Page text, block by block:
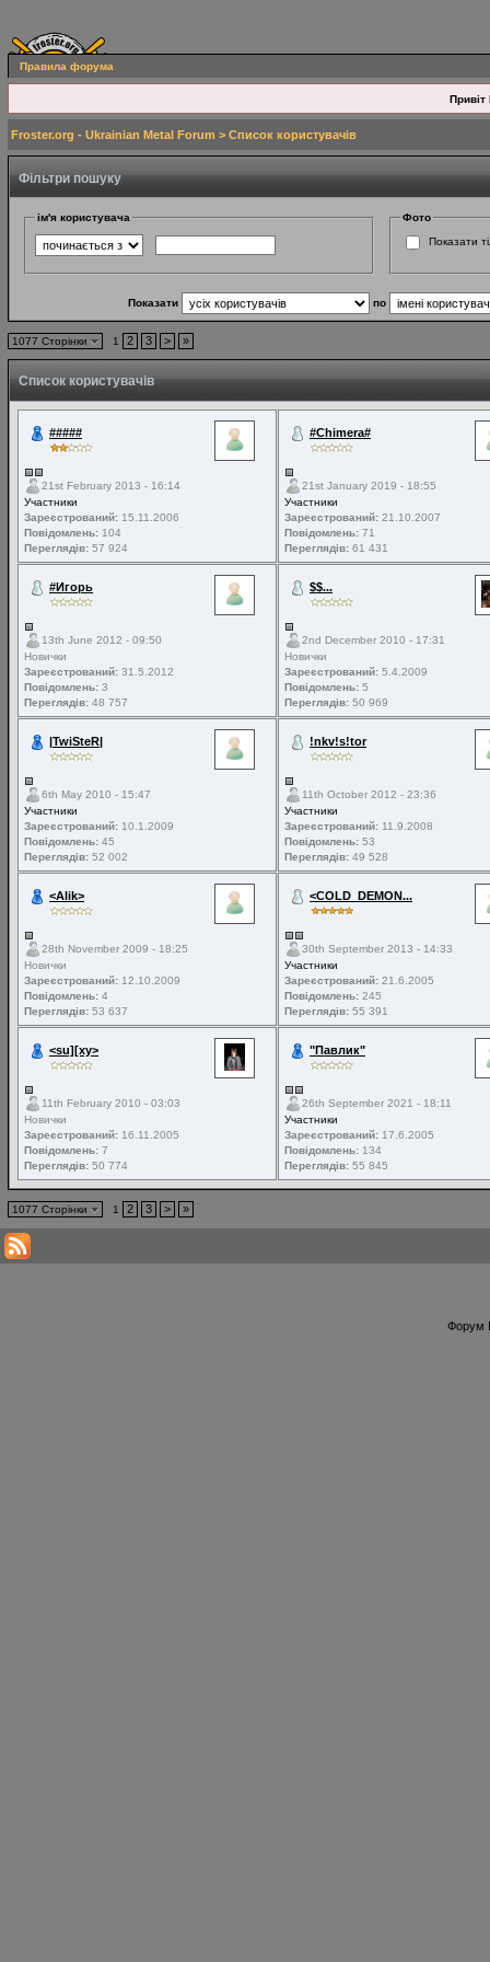
Правила форума
Привіт
Froster.org - Ukrainian Metal Forum > Список користувачів
Фільтри пошуку
ім'я користувача
Фото
Показати
Показати по
1077 Сторінки 1 2 3 > »
Список користувачів
#####
21st February 2013 - 16:14
Участники
Зареєстрований: 15.11.2006
Повідомлень: 104
Переглядів: 57 924
#Chimera#
21st January 2019 - 18:55
Участники
Зареєстрований: 21.10.2007
Повідомлень: 71
Переглядів: 61 431
#Игорь
13th June 2012 - 09:50
Новички
Зареєстрований: 31.5.2012
Повідомлень: 3
Переглядів: 48 757
$$...
2nd December 2010 - 17:31
Новички
Зареєстрований: 5.4.2009
Повідомлень: 5
Переглядів: 50 969
|TwiSteR|
6th May 2010 - 15:47
Участники
Зареєстрований: 10.1.2009
Повідомлень: 45
Переглядів: 52 002
!nkv!s!tor
11th October 2012 - 23:36
Участники
Зареєстрований: 11.9.2008
Повідомлень: 53
Переглядів: 49 528
<Alik>
28th November 2009 - 18:25
Новички
Зареєстрований: 12.10.2009
Повідомлень: 4
Переглядів: 53 637
<COLD_DEMON...
30th September 2013 - 14:33
Участники
Зареєстрований: 21.6.2005
Повідомлень: 245
Переглядів: 55 391
<su][xy>
11th February 2010 - 03:03
Новички
Зареєстрований: 16.11.2005
Повідомлень: 7
Переглядів: 50 774
"Павлик"
26th September 2021 - 18:11
Участники
Зареєстрований: 17.6.2005
Повідомлень: 134
Переглядів: 55 845
1077 Сторінки 1 2 3 > »
Форум